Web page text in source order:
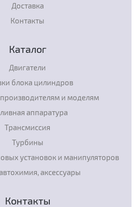
Доставка
Контакты
Каталог
Двигатели
блока цилиндров
производителям и моделям
аппаратура
Трансмиссия
Турбины
установок и манипуляторов
аксессуары
Контакты